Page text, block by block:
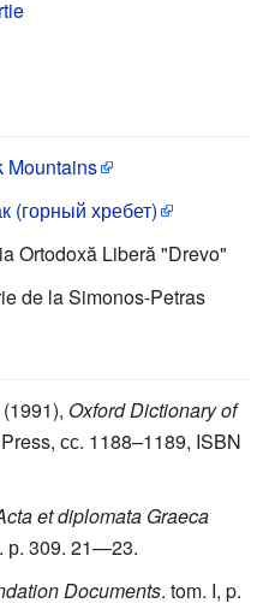
Mountains
(горный хребет)
Ortodoxă Liberă "Drevo"
de la Simonos-Petras
Oxford Dictionary of
сс. 1188–1189, ISBN
et diplomata Graeca
р. 309. 21—23.
Documents. tom. I, p.